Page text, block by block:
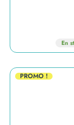
En
PROMO !